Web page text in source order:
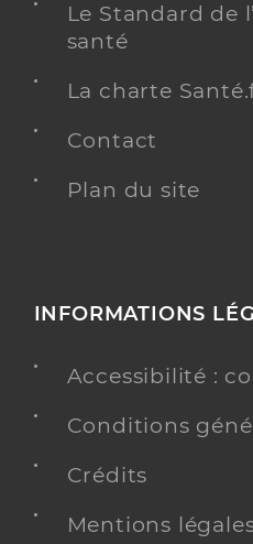
Le Standard de
santé
La charte
Contact
Plan du site
INFORMATIONS
Accessibilité :
Conditions
Crédits
Mentions